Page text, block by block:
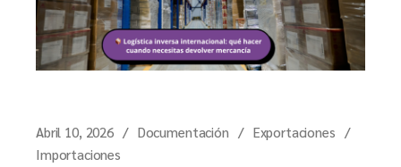
Abril 10, 2026 Documentación
Exportaciones
Importaciones